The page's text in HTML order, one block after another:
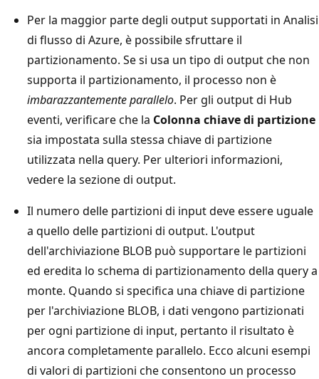
Per la maggior parte degli output supportati in Analisi
di flusso di Azure, è possibile sfruttare il
partizionamento. Se si usa un tipo di output che non
supporta il partizionamento, il processo non è
imbarazzantemente parallelo. Per gli output di Hub
eventi, verificare che la Colonna chiave di partizione
sia impostata sulla stessa chiave di partizione
utilizzata nella query. Per ulteriori informazioni,
vedere la sezione di output.
Il numero delle partizioni di input deve essere uguale
a quello delle partizioni di output. L'output
dell'archiviazione BLOB può supportare le partizioni
ed eredita lo schema di partizionamento della query a
monte. Quando si specifica una chiave di partizione
per l'archiviazione BLOB, i dati vengono partizionati
per ogni partizione di input, pertanto il risultato è
ancora completamente parallelo. Ecco alcuni esempi
di valori di partizioni che consentono un processo